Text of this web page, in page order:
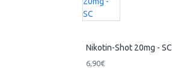
Nikotin-Shot 20mg - SC
6,90€